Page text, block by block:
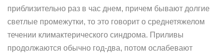
приблизительно раз в час днем, причем бывают долгие
светлые промежутки, то это говорит о среднетяжелом
течении климактерического синдрома. Приливы
продолжаются обычно год-два, потом ослабевают